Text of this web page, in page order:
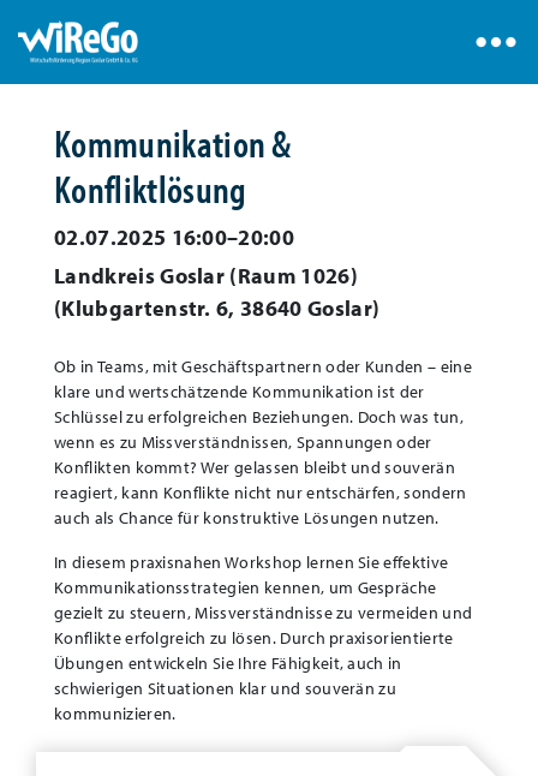
Kommunikation &
Konfliktlösung
02.07.2025 16:00–20:00
Landkreis Goslar (Raum 1026)
(Klubgartenstr. 6, 38640 Goslar)
Ob in Teams, mit Geschäftspartnern oder Kunden – eine
klare und wertschätzende Kommunikation ist der
Schlüssel zu erfolgreichen Beziehungen. Doch was tun,
wenn es zu Missverständnissen, Spannungen oder
Konflikten kommt? Wer gelassen bleibt und souverän
reagiert, kann Konflikte nicht nur entschärfen, sondern
auch als Chance für konstruktive Lösungen nutzen.
In diesem praxisnahen Workshop lernen Sie effektive
Kommunikationsstrategien kennen, um Gespräche
gezielt zu steuern, Missverständnisse zu vermeiden und
Konflikte erfolgreich zu lösen. Durch praxisorientierte
Übungen entwickeln Sie Ihre Fähigkeit, auch in
schwierigen Situationen klar und souverän zu
kommunizieren.